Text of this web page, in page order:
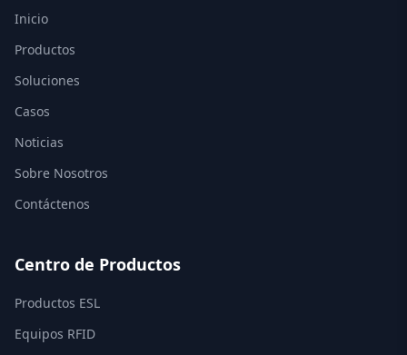
Inicio
Productos
Soluciones
Casos
Noticias
Sobre Nosotros
Contáctenos
Centro de Productos
Productos ESL
Equipos RFID